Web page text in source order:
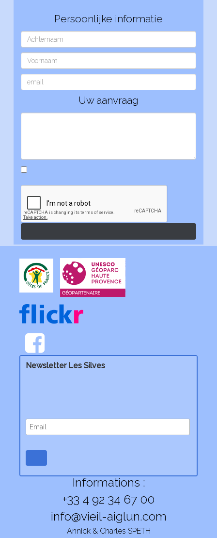
Persoonlijke informatie
Uw aanvraag
Newsletter Les Silves
Informations :
+33 4 92 34 67 00
info@vieil-aiglun.com
Annick & Charles SPETH